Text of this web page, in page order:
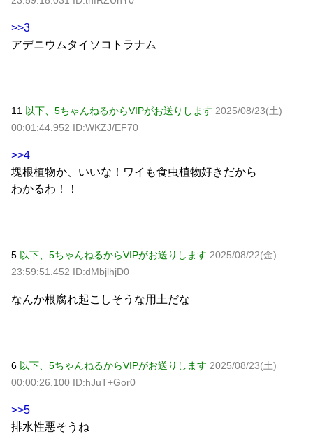
>>3
アデニウムタイソコトラナム
11 以下、5ちゃんねるからVIPがお送りします 2025/08/23(土)
00:01:44.952 ID:WKZJ/EF70
>>4
塊根植物か、いいな！ワイも食虫植物好きだから
わかるわ！！
5 以下、5ちゃんねるからVIPがお送りします 2025/08/22(金)
23:59:51.452 ID:dMbjlhjD0
なんか根腐れ起こしそうな用土だな
6 以下、5ちゃんねるからVIPがお送りします 2025/08/23(土)
00:00:26.100 ID:hJuT+Gor0
>>5
排水性悪そうね